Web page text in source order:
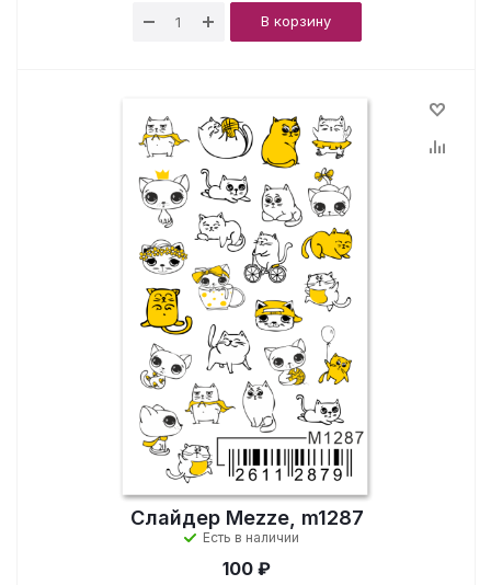
В корзину
Слайдер Mezze, m1287
Есть в наличии
100 ₽